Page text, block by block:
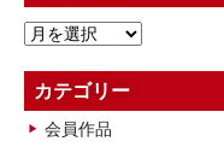
ア
カ
イ
ブ
カテゴリー
会員作品